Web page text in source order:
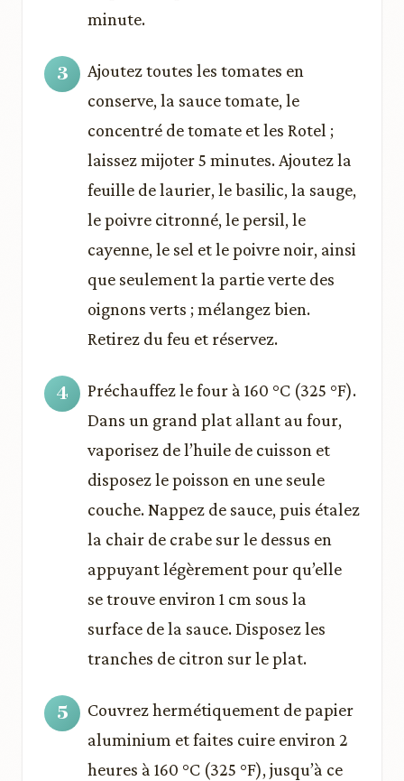
minute.
Ajoutez toutes les tomates en
conserve, la sauce tomate, le
concentré de tomate et les Rotel ;
laissez mijoter 5 minutes. Ajoutez la
feuille de laurier, le basilic, la sauge,
le poivre citronné, le persil, le
cayenne, le sel et le poivre noir, ainsi
que seulement la partie verte des
oignons verts ; mélangez bien.
Retirez du feu et réservez.
Préchauffez le four à 160 °C (325 °F).
Dans un grand plat allant au four,
vaporisez de l’huile de cuisson et
disposez le poisson en une seule
couche. Nappez de sauce, puis étalez
la chair de crabe sur le dessus en
appuyant légèrement pour qu’elle
se trouve environ 1 cm sous la
surface de la sauce. Disposez les
tranches de citron sur le plat.
Couvrez hermétiquement de papier
aluminium et faites cuire environ 2
heures à 160 °C (325 °F), jusqu’à ce